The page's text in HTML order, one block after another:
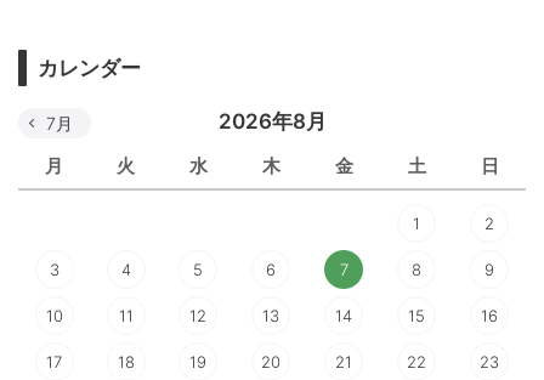
カレンダー
2026年8月
月 火 水 木 金 土 日
7月
1 2
3 4 5 6 7 8 9
10 11 12 13 14 15 16
17 18 19 20 21 22 23